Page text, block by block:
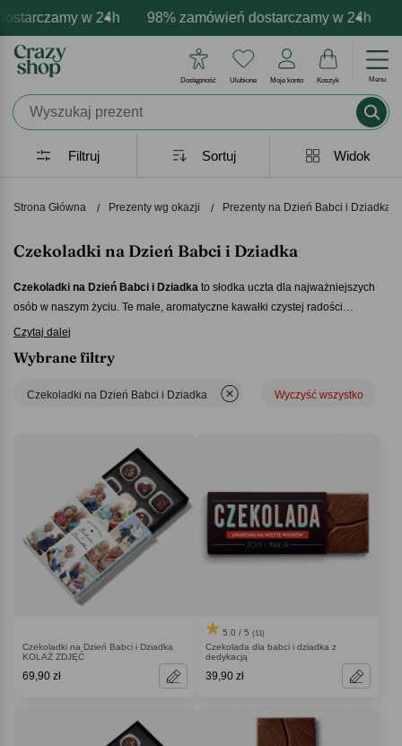
w 24h 98% zamówień dostarczamy w 24h
personalizacja produktów Profesjonalna i darmowa
emocje - zawsze udane prezenty Prezentujemy
Dostępność Ulubione Moje konto Koszyk Menu
Strona Główna Prezenty wg okazji Prezenty na Dzień Babci i Dziadka
Czekoladki na Dzień Babci i Dziadka
Czekoladki na Dzień Babci i Dziadka to słodka uczta dla najważniejszych
osób w naszym życiu. Te małe, aromatyczne kawałki czystej radości
doskonale oddają naszą miłość i szacunek. Delikatne nadzienie i wykwintne
nagroda.Czekoladki na Dzień Babci i Dziadka
Czytaj dalej
Filtruj Widok
Sortuj
Wybrane filtry
Czekoladki na Dzień Babci i Dziadka Wyczyść wszystko
Czekoladki na Dzień Babci i Dziadka
KOLAŻ ZDJĘĆ
69,90 zł
5.0 / 5 (11)
Czekolada dla babci i dziadka z
dedykacją
39,90 zł